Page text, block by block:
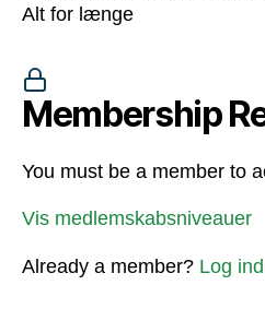
Alt for længe
Membership
You must be a member to
Vis medlemskabsniveauer
Already a member? Log